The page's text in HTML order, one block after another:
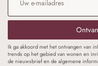
Ik ga akkoord met het ontvangen van
trends op het gebied van wonen en
de nieuwsbrief en de algemene